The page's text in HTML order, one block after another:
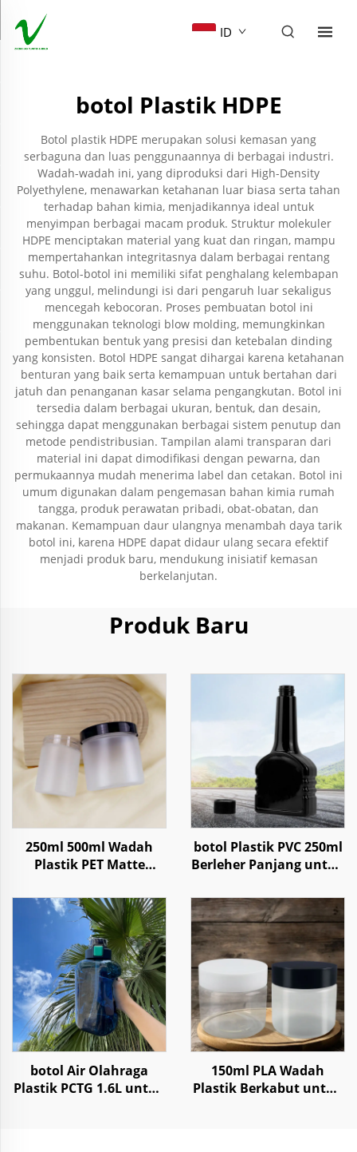
ID
botol Plastik HDPE
Botol plastik HDPE merupakan solusi kemasan yang
serbaguna dan luas penggunaannya di berbagai industri.
Wadah-wadah ini, yang diproduksi dari High-Density
Polyethylene, menawarkan ketahanan luar biasa serta tahan
terhadap bahan kimia, menjadikannya ideal untuk
menyimpan berbagai macam produk. Struktur molekuler
HDPE menciptakan material yang kuat dan ringan, mampu
mempertahankan integritasnya dalam berbagai rentang
suhu. Botol-botol ini memiliki sifat penghalang kelembapan
yang unggul, melindungi isi dari pengaruh luar sekaligus
mencegah kebocoran. Proses pembuatan botol ini
menggunakan teknologi blow molding, memungkinkan
pembentukan bentuk yang presisi dan ketebalan dinding
yang konsisten. Botol HDPE sangat dihargai karena ketahanan
benturan yang baik serta kemampuan untuk bertahan dari
jatuh dan penanganan kasar selama pengangkutan. Botol ini
tersedia dalam berbagai ukuran, bentuk, dan desain,
sehingga dapat menggunakan berbagai sistem penutup dan
metode pendistribusian. Tampilan alami transparan dari
material ini dapat dimodifikasi dengan pewarna, dan
permukaannya mudah menerima label dan cetakan. Botol ini
umum digunakan dalam pengemasan bahan kimia rumah
tangga, produk perawatan pribadi, obat-obatan, dan
makanan. Kemampuan daur ulangnya menambah daya tarik
botol ini, karena HDPE dapat didaur ulang secara efektif
menjadi produk baru, mendukung inisiatif kemasan
berkelanjutan.
Produk Baru
250ml 500ml Wadah
Plastik PET Matte
Perawatan Tubuh
botol Plastik PVC 250ml
Berleher Panjang untuk
Bakar Mesin Mobil
botol Air Olahraga
Plastik PCTG 1.6L untuk
150ml PLA Wadah
Plastik Berkabut untuk